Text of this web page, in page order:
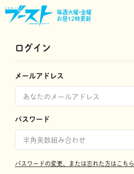
毎週火曜•金曜
お昼12時更新
ログイン
メールアドレス
パスワード
パスワードの変更、または忘れた方はこちら